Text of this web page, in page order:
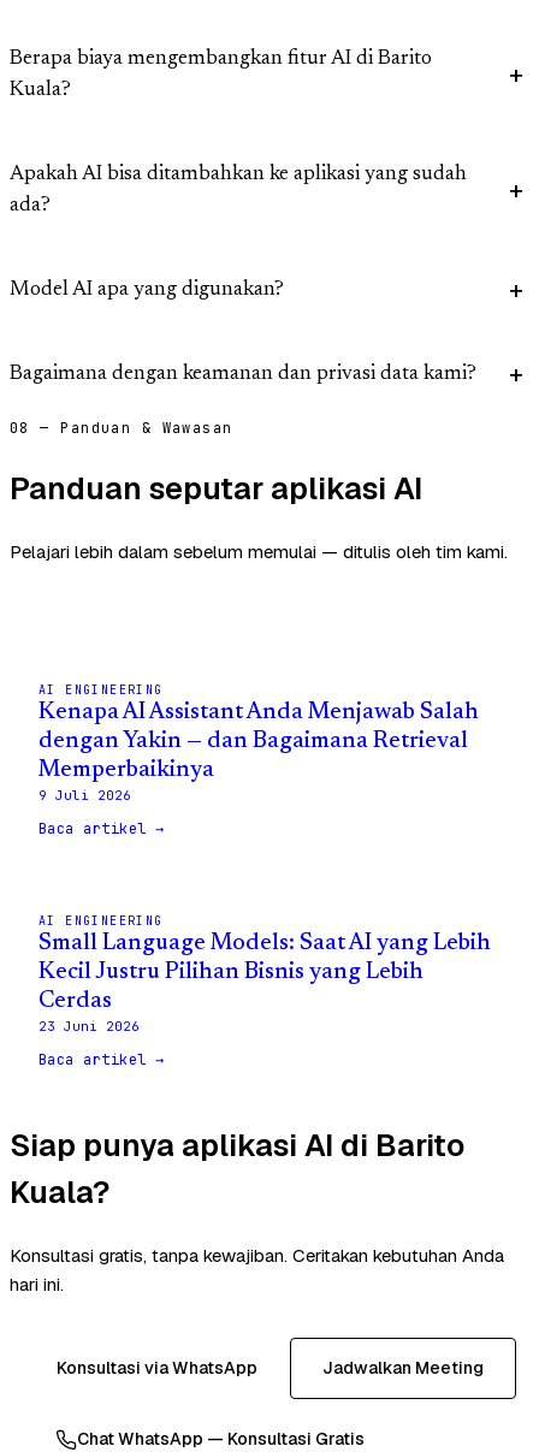
Berapa biaya mengembangkan fitur AI di Barito
Kuala?
Apakah AI bisa ditambahkan ke aplikasi yang sudah
ada?
Model AI apa yang digunakan?
Bagaimana dengan keamanan dan privasi data kami?
08 — Panduan & Wawasan
Panduan seputar aplikasi AI
Pelajari lebih dalam sebelum memulai — ditulis oleh tim kami.
AI ENGINEERING
Kenapa AI Assistant Anda Menjawab Salah
dengan Yakin — dan Bagaimana Retrieval
Memperbaikinya
9 Juli 2026
Baca artikel →
AI ENGINEERING
Small Language Models: Saat AI yang Lebih
Kecil Justru Pilihan Bisnis yang Lebih
Cerdas
23 Juni 2026
Baca artikel →
Siap punya aplikasi AI di Barito
Kuala?
Konsultasi gratis, tanpa kewajiban. Ceritakan kebutuhan Anda
hari ini.
Konsultasi via WhatsApp Jadwalkan Meeting
Chat WhatsApp — Konsultasi Gratis